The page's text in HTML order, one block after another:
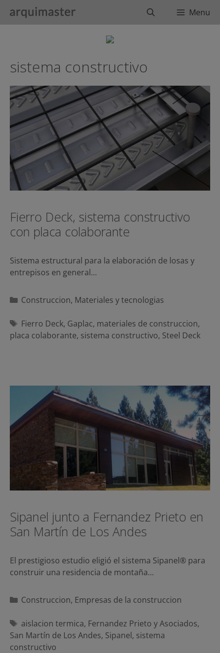
BuscarMenu
sistema constructivo
Fierro Deck, sistema constructivo
con placa colaborante
Sistema estructural para la elaboración de losas y
entrepisos en general…
Categorías
Construccion, Materiales y tecnologias
Etiquetas
Fierro Deck, Gaplac, materiales de construccion,
placa colaborante, sistema constructivo, Steel Deck
Sipanel junto a Fernandez Prieto en
San Martín de Los Andes
El prestigioso estudio eligió el sistema Sipanel® para
construir una residencia de montaña…
Categorías
Construccion, Empresas de la construccion
Etiquetas
aislacion termica, Fernandez Prieto y Asociados,
San Martín de Los Andes, Sipanel, sistema
constructivo